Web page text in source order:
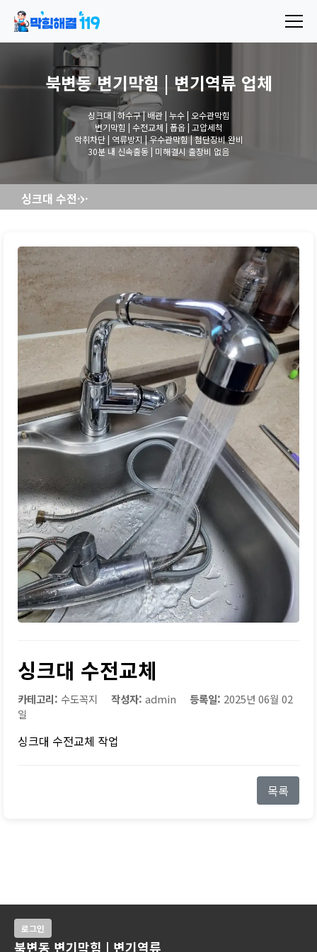
북변동 변기막힘 | 변기역류 업체
싱크대 | 하수구 | 배관 | 누수 | 오수관막힘
변기막힘 | 수전교체 | 폽옵 | 고압세척
악취차단 | 역류방지 | 우수관막힘 | 첨단장비 완비
30분 내 신속출동 | 미해결시 출장비 없음
싱크대 수전교체
싱크대 수전교체
카테고리: 수도꼭지 작성자: admin 등록일: 2025년 06월 02
일
싱크대 수전교체 작업
목록
로그인
북변동 변기막힘 | 변기역류